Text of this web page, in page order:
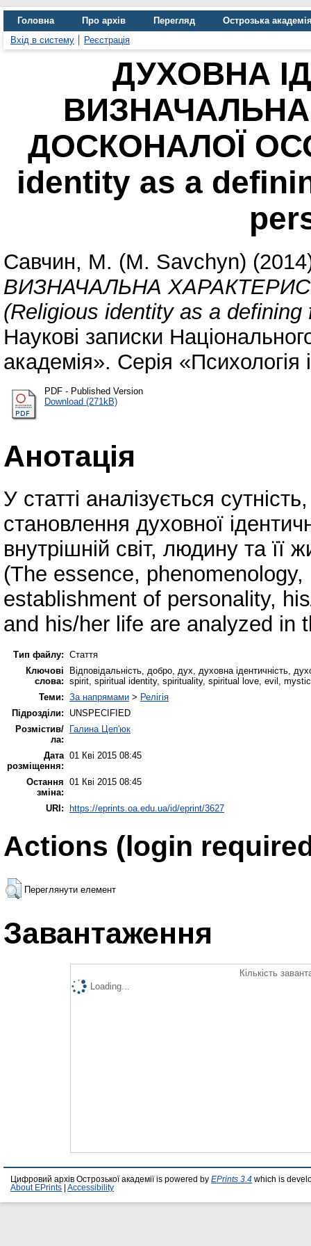
Головна Про архів Перегляд
Острозька
Вхід в систему
Реєстрація
ДУХОВНА
ДОСКОНАЛОЇ
identity as a
Савчин, М. (M. Savchyn)
ВИЗНАЧАЛЬНА
(Religious identity as a
Наукові записки
академія». Серія
PDF - Published Version
Download (271kB)
Анотація
У статті аналізується
становлення духовної
внутрішній світ, людину та її
(The essence,
establishment of personality,
and his/her life are analyzed in
Тип файлу: Стаття
Ключові
слова:
Відповідальність, добро, дух, духовна ідентичність,
spirit, spiritual identity, spirituality, spiritual love, evil,
Теми: За напрямами > Релігія
Підрозділи:
UNSPECIFIED
Розмістив/
ла:
Галина Цеп'юк
Дата
розміщення:
01 Кві 2015 08:45
Остання
зміна:
01 Кві 2015 08:45
URI: https://eprints.oa.edu.ua/id/eprint/3627
Actions (login
Переглянути елемент
Завантаження
Кількість
Loading...
Цифровий архів Острозької академії is powered by EPrints 3.4 which is
About EPrints
Accessibility